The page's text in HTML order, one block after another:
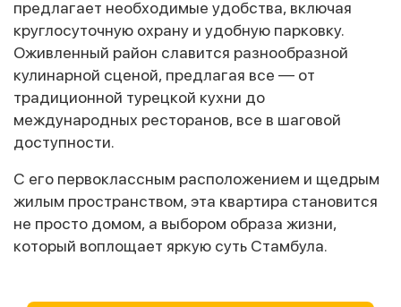
предлагает необходимые удобства, включая
круглосуточную охрану и удобную парковку.
Оживленный район славится разнообразной
кулинарной сценой, предлагая все — от
традиционной турецкой кухни до
международных ресторанов, все в шаговой
доступности.
С его первоклассным расположением и щедрым
жилым пространством, эта квартира становится
не просто домом, а выбором образа жизни,
который воплощает яркую суть Стамбула.